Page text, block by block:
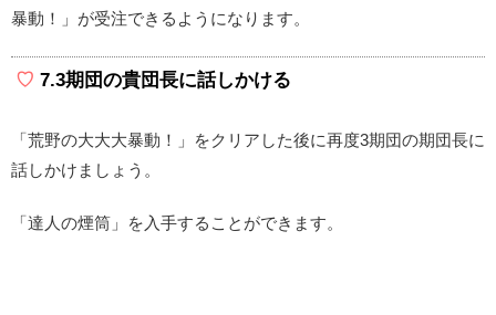
暴動！」が受注できるようになります。
7.3期団の貴団長に話しかける
「荒野の大大大暴動！」をクリアした後に再度3期団の期団長に
話しかけましょう。
「達人の煙筒」を入手することができます。